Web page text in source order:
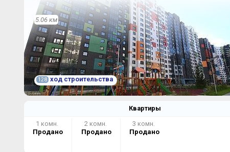
5.06 км
128 ход строительства
Квартиры
1 комн.
Продано
2 комн.
Продано
3 комн.
Продано